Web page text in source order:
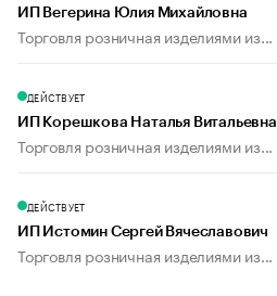
ИП Вегерина Юлия Михайловна
Торговля розничная изделиями из...
ДЕЙСТВУЕТ
ИП Корешкова Наталья Витальевна
Торговля розничная изделиями из...
ДЕЙСТВУЕТ
ИП Истомин Сергей Вячеславович
Торговля розничная изделиями из...